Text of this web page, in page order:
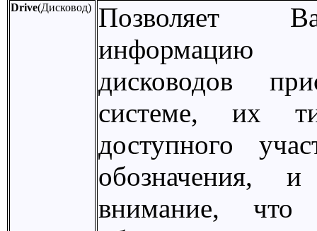
Drive(Дисковод)
Позволяет
информацию
дисководов
системе, их
доступного
обозначения,
внимание, что